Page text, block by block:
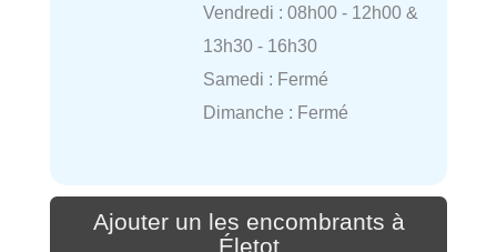
Vendredi : 08h00 - 12h00 &
13h30 - 16h30
Samedi : Fermé
Dimanche : Fermé
Ajouter un les encombrants à
Életot